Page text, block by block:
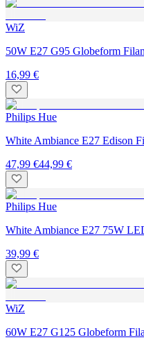
WiZ
50W E27 G95 Globeform
16,99 €
Philips Hue
White Ambiance E27 Edison
47,99 €44,99 €
Philips Hue
White Ambiance E27 75W
39,99 €
WiZ
60W E27 G125 Globeform